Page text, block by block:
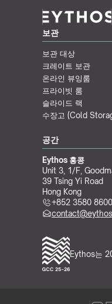
보관
보관 대상
크레이트 보관
온라인 뷰잉룸
프라이빗 룸
슬라이드 랙
수장고 (Cold
공간
Eythos 홍콩
Unit 3, 1/F,
39 Tsing Yi Road
Hong Kong
+852 3580 8600
Eythos는